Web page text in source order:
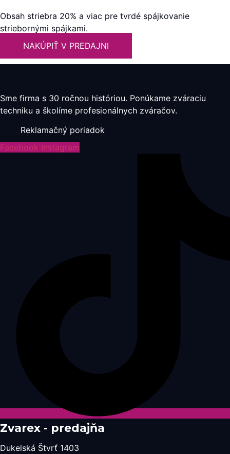
Obsah striebra 20% a viac pre tvrdé spájkovanie
striebornými spájkami.
NAKÚPIŤ V PREDAJNI
Sme firma s 30 ročnou históriou. Ponúkame zváraciu
techniku a školíme profesionálnych zváračov.
Reklamačný poriadok
Facebook Instagram
Zvarex - predajňa
Dukelská Štvrť 1403